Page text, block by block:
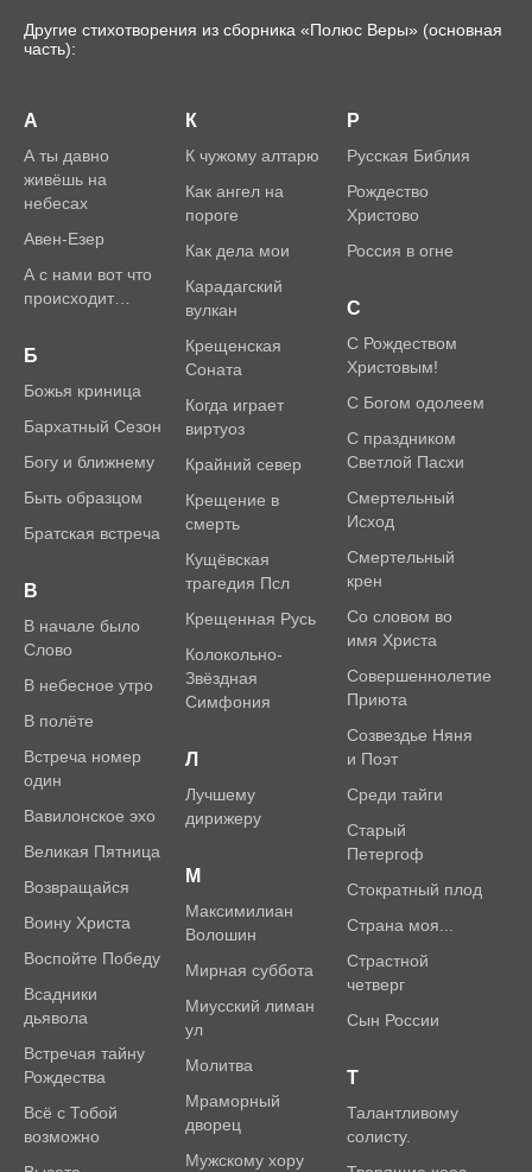
Другие стихотворения из сборника «Полюс Веры» (основная
часть):
А
А ты давно
живёшь на
небесах
Авен-Езер
А с нами вот что
происходит…
Б
Божья криница
Бархатный Сезон
Богу и ближнему
Быть образцом
Братская встреча
В
В начале было
Слово
В небесное утро
В полёте
Встреча номер
один
Вавилонское эхо
Великая Пятница
Возвращайся
Воину Христа
Воспойте Победу
Всадники
дьявола
Встречая тайну
Рождества
Всё с Тобой
возможно
К
К чужому алтарю
Как ангел на
пороге
Как дела мои
Карадагский
вулкан
Крещенская
Соната
Когда играет
виртуоз
Крайний север
Крещение в
смерть
Кущёвская
трагедия Псл
Крещенная Русь
Колокольно-
Звёздная
Симфония
Л
Лучшему
дирижеру
М
Максимилиан
Волошин
Мирная суббота
Миусский лиман
ул
Молитва
Мраморный
дворец
Мужскому хору
Р
Русская Библия
Рождество
Христово
Россия в огне
С
С Рождеством
Христовым!
С Богом одолеем
С праздником
Светлой Пасхи
Смертельный
Исход
Смертельный
крен
Со словом во
имя Христа
Совершеннолетие
Приюта
Созвездье Няня
и Поэт
Среди тайги
Старый
Петергоф
Стократный плод
Страна моя...
Страстной
четверг
Сын России
Т
Талантливому
солисту.